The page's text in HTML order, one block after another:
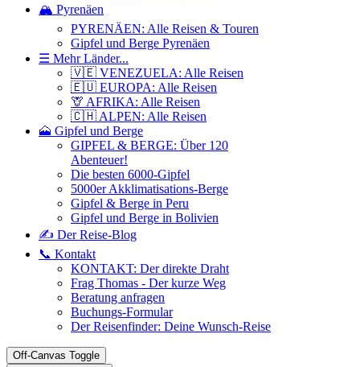
🏔️ Pyrenäen
PYRENÄEN: Alle Reisen & Touren
Gipfel und Berge Pyrenäen
☰ Mehr Länder...
🇻🇪 VENEZUELA: Alle Reisen
🇪🇺 EUROPA: Alle Reisen
🦒 AFRIKA: Alle Reisen
🇨🇭 ALPEN: Alle Reisen
🗻 Gipfel und Berge
GIPFEL & BERGE: Über 120
Abenteuer!
Die besten 6000-Gipfel
5000er Akklimatisations-Berge
Gipfel & Berge in Peru
Gipfel und Berge in Bolivien
✍️ Der Reise-Blog
📞 Kontakt
KONTAKT: Der direkte Draht
Frag Thomas - Der kurze Weg
Beratung anfragen
Buchungs-Formular
Der Reisenfinder: Deine Wunsch-Reise
Off-Canvas Toggle